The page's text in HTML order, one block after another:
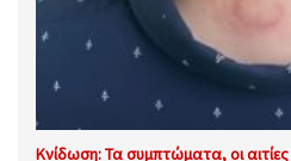
Κνίδωση: Τα συμπτώματα, οι